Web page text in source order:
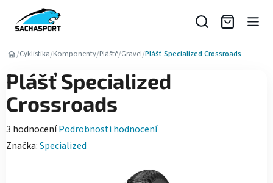
obsah
/Cyklistika/Komponenty/Pláště/Gravel/Plášť Specialized Crossroads
Plášť Specialized
Crossroads
Průměrné
hodnocení
3 hodnoceníPodrobnosti hodnocení
Značka:Specialized